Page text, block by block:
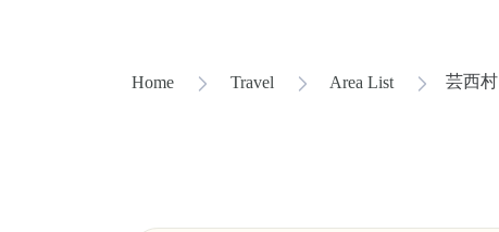
Home Travel Area List 芸西村